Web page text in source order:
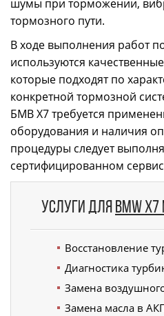
шумы при торможении,
тормозного пути.
В ходе выполнения работ
используются
которые подходят по
конкретной тормозной
БМВ X7 требуется
оборудования и наличия
процедуры следует
сертифицированном
Услуги дляBMW
Восстановление
Диагностика
Замена
Замена масла в